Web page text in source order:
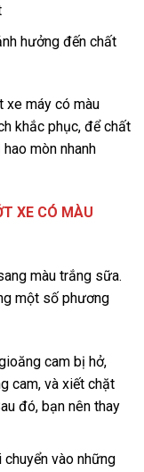
hưởng đến chất
xe máy có màu
khắc phục, để chất
mòn nhanh
XE CÓ MÀU
màu trắng sữa.
một số phương
cam bị hở,
cam, và xiết chặt
đó, bạn nên thay
vào những